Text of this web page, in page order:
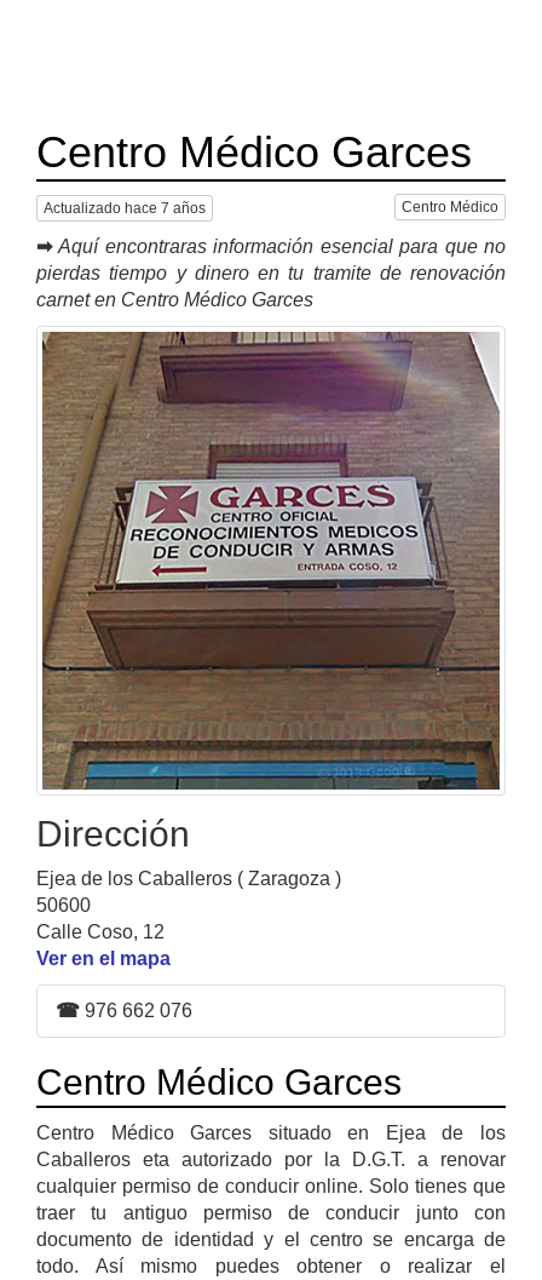
Centro Médico Garces
Actualizado hace 7 años Centro Médico
➡ Aquí encontraras información esencial para que no
pierdas tiempo y dinero en tu tramite de renovación
carnet en Centro Médico Garces
Dirección
Ejea de los Caballeros ( Zaragoza )
50600
Calle Coso, 12
Ver en el mapa
☎ 976 662 076
Centro Médico Garces
Centro Médico Garces situado en Ejea de los
Caballeros eta autorizado por la D.G.T. a renovar
cualquier permiso de conducir online. Solo tienes que
traer tu antiguo permiso de conducir junto con
documento de identidad y el centro se encarga de
todo. Así mismo puedes obtener o realizar el